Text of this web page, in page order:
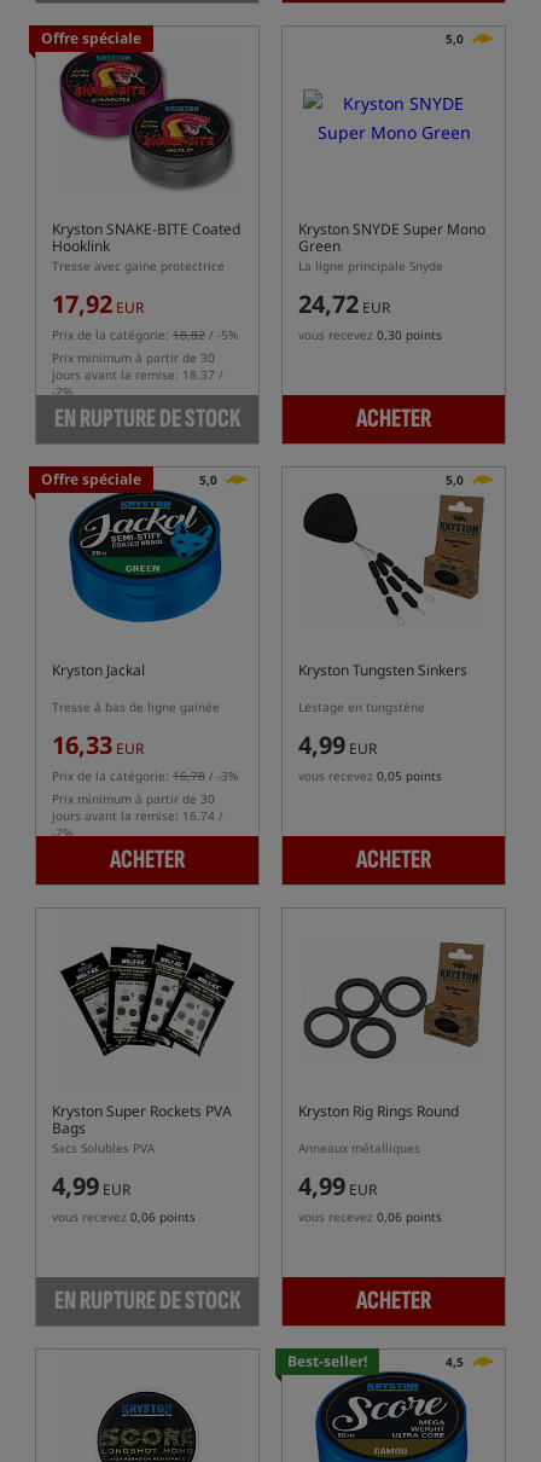
Offre spéciale
Kryston SNAKE-BITE Coated
Hooklink
Tresse avec gaine protectrice
17,92 EUR
Prix de la catégorie: 18,82 / -5%
Prix minimum à partir de 30
jours avant la remise: 18.37 /
-2%
EN RUPTURE DE STOCK
5,0
Kryston SNYDE Super Mono
Green
La ligne principale Snyde
24,72 EUR
vous recevez 0,30 points
ACHETER
Offre spéciale 5,0
Kryston Jackal
Tresse à bas de ligne gainée
16,33 EUR
Prix de la catégorie: 16,78 / -3%
Prix minimum à partir de 30
jours avant la remise: 16.74 /
-2%
ACHETER
5,0
Kryston Tungsten Sinkers
Lestage en tungstène
4,99 EUR
vous recevez 0,05 points
ACHETER
Kryston Super Rockets PVA
Bags
Sacs Solubles PVA
4,99 EUR
vous recevez 0,06 points
EN RUPTURE DE STOCK
Kryston Rig Rings Round
Anneaux métalliques
4,99 EUR
vous recevez 0,06 points
ACHETER
Best-seller! 4,5